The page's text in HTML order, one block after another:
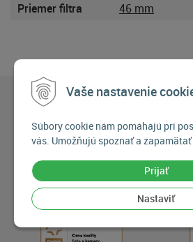
Vaše nastavenie
Súbory cookie nám pomáhajú pri
vás. Umožňujú spoznať a
Prijať
Nastaviť
Priemer filtra 46 mm